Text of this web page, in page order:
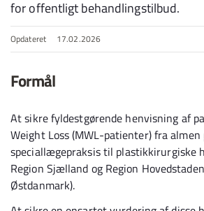
for offentligt behandlingstilbud.
Opdateret 17.02.2026
Formål
At sikre fyldestgørende henvisning af
Weight Loss (MWL-patienter) fra almen
speciallægepraksis til plastikkirurgiske
Region Sjælland og Region
Østdanmark).